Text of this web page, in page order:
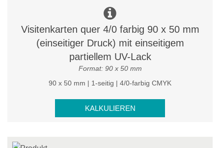
Visitenkarten quer 4/0 farbig 90 x 50 mm
(einseitiger Druck) mit einseitigem
partiellem UV-Lack
Format: 90 x 50 mm
90 x 50 mm | 1-seitig | 4/0-farbig CMYK
KALKULIEREN